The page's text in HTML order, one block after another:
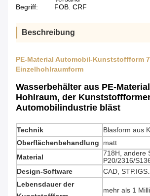
Begriff:
FOB. CRF
Beschreibung
PE-Material Automobil-Kunststoffform
Einzelhohlraumform
Wasserbehälter aus PE-
Hohlraum, der
Automobilindustrie bläst
Technik
Blasform aus
Oberflächenbehandlung
matt
Material
718H, andere
P20/2316/
Design-Software
CAD,
Lebensdauer der
mehr als 1